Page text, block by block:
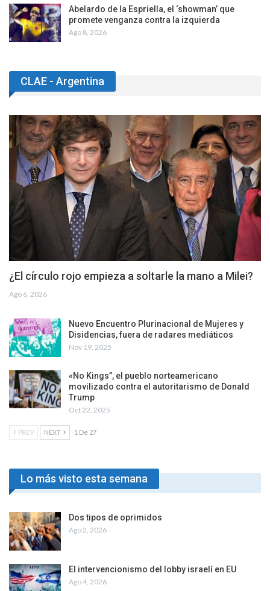
Abelardo de la Espriella, el ‘showman’ que
promete venganza contra la izquierda
Ago 8, 2026
CLAE - Argentina
¿El círculo rojo empieza a soltarle la mano a Milei?
Ago 6, 2026
Nuevo Encuentro Plurinacional de Mujeres y
Disidencias, fuera de radares mediáticos
Nov 19, 2025
«No Kings”, el pueblo norteamericano
movilizado contra el autoritarismo de Donald
Trump
Oct 22, 2025
PREV NEXT 1 De 27
Lo más visto esta semana
Dos tipos de oprimidos
Ago 2, 2026
El intervencionismo del lobby israelí en EU
Ago 4, 2026